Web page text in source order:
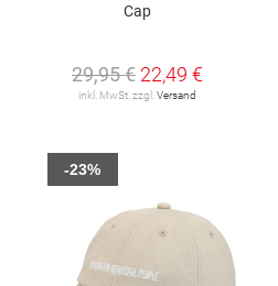
Cap
29,95 € 22,49 €
inkl. MwSt. zzgl. Versand
-23%